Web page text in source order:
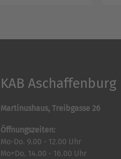
KAB Aschaffenburg
Martinushaus, Treibgasse 26
Öffnungszeiten:
Mo-Do. 9.00 - 12.00 Uhr
Mo+Do. 14.00 - 16.00 Uhr